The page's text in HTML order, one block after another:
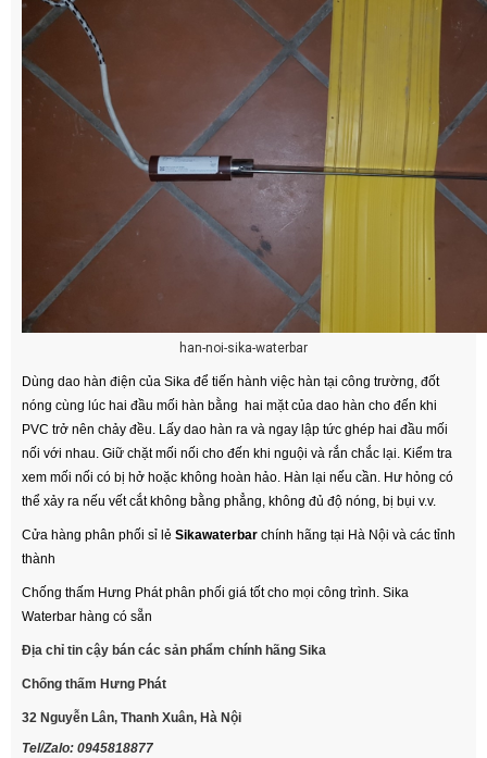
han-noi-sika-waterbar
Dùng dao hàn điện của Sika để tiến hành việc hàn tại công trường, đốt
nóng cùng lúc hai đầu mối hàn bằng hai mặt của dao hàn cho đến khi
PVC trở nên chảy đều. Lấy dao hàn ra và ngay lập tức ghép hai đầu mối
nối với nhau. Giữ chặt mối nối cho đến khi nguội và rắn chắc lại. Kiểm tra
xem mối nối có bị hở hoặc không hoàn hảo. Hàn lại nếu cần. Hư hỏng có
thể xảy ra nếu vết cắt không bằng phẳng, không đủ độ nóng, bị bụi v.v.
Cửa hàng phân phối sỉ lẻ Sikawaterbar chính hãng tại Hà Nội và các tỉnh
thành
Chống thấm Hưng Phát phân phối giá tốt cho mọi công trình. Sika
Waterbar hàng có sẵn
Địa chỉ tin cậy bán các sản phẩm chính hãng Sika
Chống thấm Hưng Phát
32 Nguyễn Lân, Thanh Xuân, Hà Nội
Tel/Zalo: 0945818877